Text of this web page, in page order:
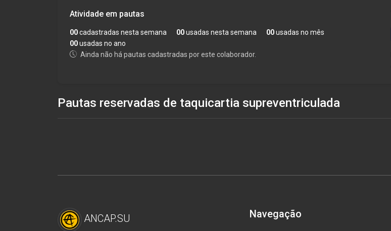
Atividade em pautas
00cadastradas nesta semana 00usadas nesta semana 00usadas no mês
00usadas no ano
Ainda não há pautas cadastradas por este colaborador.
Pautas reservadas de taquicartia supreventriculada
ANCAP.SU Navegação